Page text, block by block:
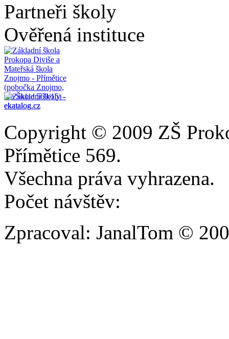
Partneři školy
Ověřená instituce
Copyright © 2009 ZŠ
Přímětice 569.
Všechna práva vyhrazena.
Počet návštěv:
Zpracoval: JanalTom ©